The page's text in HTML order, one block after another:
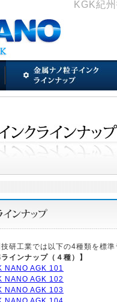
KGK紀
研工業では以下の4種類を標準
ラインナップ（４種）】
NANO AGK 101
NANO AGK 102
NANO AGK 103